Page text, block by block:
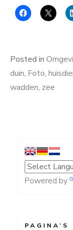
Posted in
duin, Foto,
wadden, zee
Powered by
PAGINA’S